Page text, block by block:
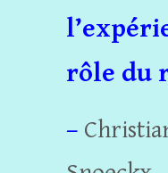
rôle du
–